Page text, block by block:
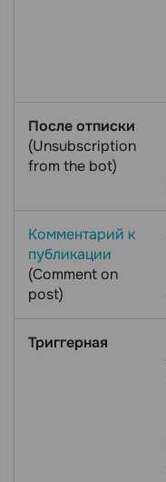
После отписки
(Unsubscription
from the bot)
Комментарий к
публикации
(Comment on
post)
Триггерная